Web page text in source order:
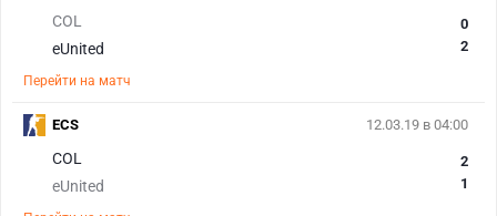
COL
eUnited
0
2
Перейти на матч
12.03.19 в 04:00
COL
eUnited
2
1
ECS